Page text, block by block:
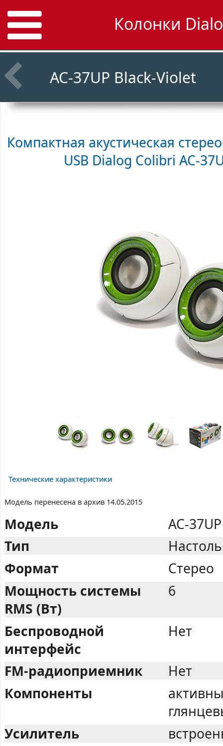
Колонки
AC-37UP Black-Violet
Компактная акустическая
USB Dialog Colibri AC-
Технические характеристики
Модель перенесена в архив 14.05.2015
Модель
AC-
Тип
Формат
Стерео
Мощность системы
RMS (Вт)
6
Беспроводной
интерфейс
Нет
FM-радиоприемник
Нет
Компоненты
Усилитель